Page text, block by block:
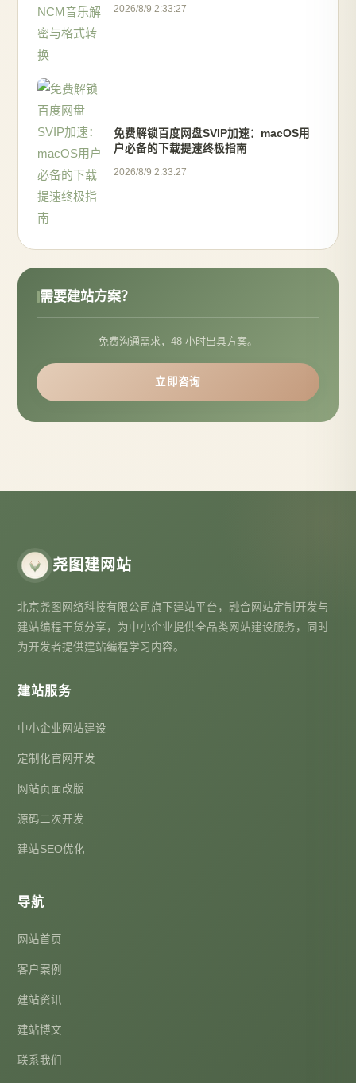
2026/8/9 2:33:27
免费解锁百度网盘SVIP加速：macOS用
户必备的下载提速终极指南
2026/8/9 2:33:27
需要建站方案？
免费沟通需求，48 小时出具方案。
立即咨询
尧图建网站
北京尧图网络科技有限公司旗下建站平台，融合网站定制开发与
建站编程干货分享，为中小企业提供全品类网站建设服务，同时
为开发者提供建站编程学习内容。
建站服务
中小企业网站建设
定制化官网开发
网站页面改版
源码二次开发
建站SEO优化
导航
网站首页
客户案例
建站资讯
建站博文
联系我们